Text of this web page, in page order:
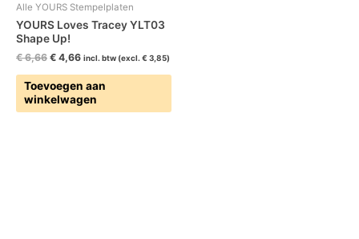
Alle YOURS Stempelplaten
YOURS Loves Tracey YLT03
Shape Up!
€6,66 € 4,66 incl. btw (excl. € 3,85)
Toevoegen aan
winkelwagen